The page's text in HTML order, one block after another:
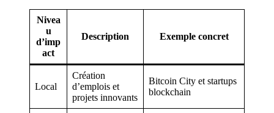
Nivea
u
d’imp
act
Description Exemple concret
Local
Création
d’emplois et
projets innovants
Bitcoin City et startups
blockchain